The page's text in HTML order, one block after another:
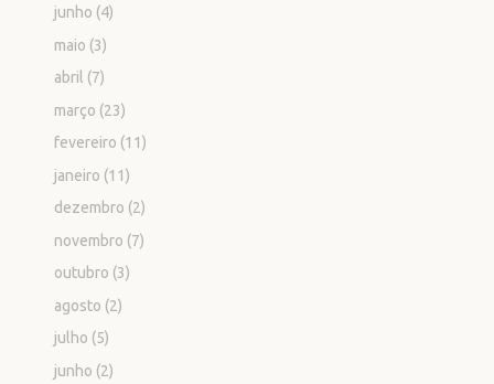
junho (4)
maio (3)
abril (7)
março (23)
fevereiro (11)
janeiro (11)
dezembro (2)
novembro (7)
outubro (3)
agosto (2)
julho (5)
junho (2)